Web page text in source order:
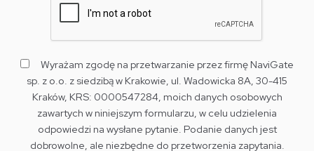
Wyrażam zgodę na przetwarzanie przez firmę NaviGate
sp. z o.o. z siedzibą w Krakowie, ul. Wadowicka 8A, 30-415
Kraków, KRS: 0000547284, moich danych osobowych
zawartych w niniejszym formularzu, w celu udzielenia
odpowiedzi na wysłane pytanie. Podanie danych jest
dobrowolne, ale niezbędne do przetworzenia zapytania.